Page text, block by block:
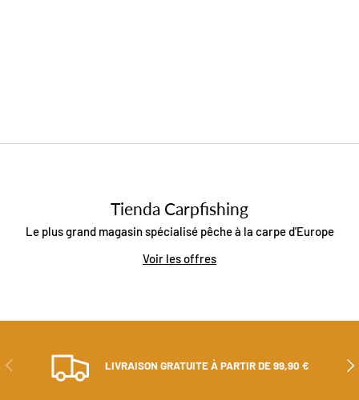
Tienda Carpfishing
Le plus grand magasin spécialisé pêche à la carpe d'Europe
Voir les offres
PRÉCÉDENT LIVRAISON GRATUITE À PARTIR DE 99,90 €